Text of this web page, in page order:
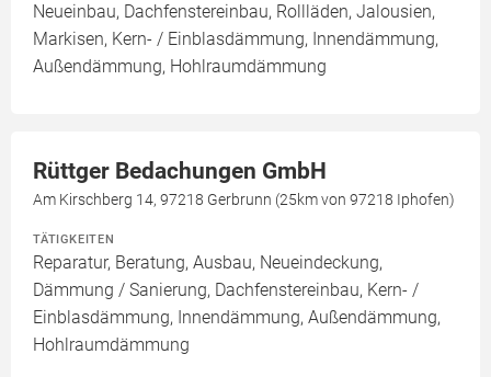
Neueinbau, Dachfenstereinbau, Rollläden, Jalousien,
Markisen, Kern- / Einblasdämmung, Innendämmung,
Außendämmung, Hohlraumdämmung
Rüttger Bedachungen GmbH
Am Kirschberg 14, 97218 Gerbrunn (25km von 97218 Iphofen)
TÄTIGKEITEN
Reparatur, Beratung, Ausbau, Neueindeckung,
Dämmung / Sanierung, Dachfenstereinbau, Kern- /
Einblasdämmung, Innendämmung, Außendämmung,
Hohlraumdämmung